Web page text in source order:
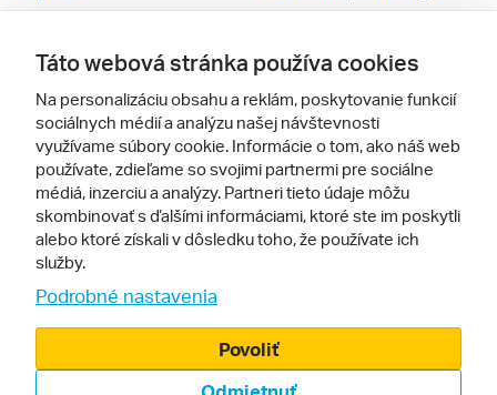
Cestovné kancelárie
Zájezdy.cz
Nastavenie cookies
Mobilná verzia webu
Sledujte nás
© 2005 - 2026, Zájazdy.sk,
Táto webová stránka používa cookies
Na personalizáciu obsahu a reklám, poskytovanie funkcií
sociálnych médií a analýzu našej návštevnosti
využívame súbory cookie. Informácie o tom, ako náš web
používate, zdieľame so svojimi partnermi pre sociálne
médiá, inzerciu a analýzy. Partneri tieto údaje môžu
skombinovať s ďalšími informáciami, ktoré ste im poskytli
alebo ktoré získali v dôsledku toho, že používate ich
služby.
Podrobné nastavenia
Povoliť